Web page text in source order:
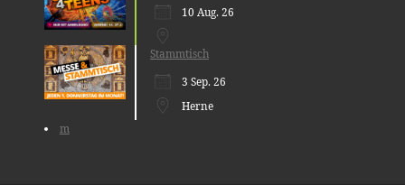
10 Aug. 26
Stammtisch
3 Sep. 26
Herne
m